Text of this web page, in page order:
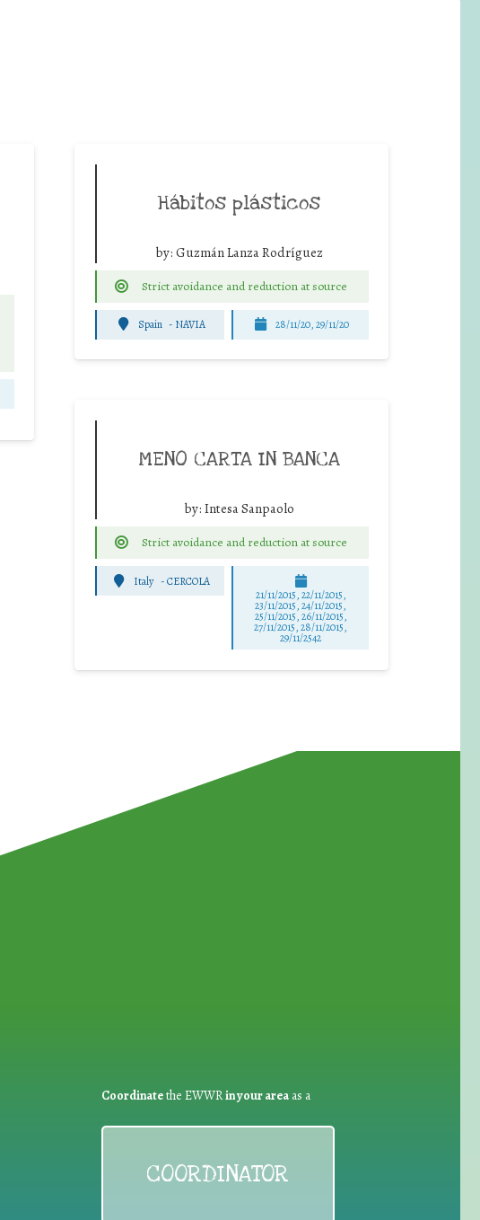
Hábitos plásticos
by: Guzmán Lanza Rodríguez
Strict avoidance and reduction at source
Spain - NAVIA 28/11/20, 29/11/20
MENO CARTA IN BANCA
by: Intesa Sanpaolo
Strict avoidance and reduction at source
Italy -CERCOLA
21/11/2015, 22/11/2015,
23/11/2015, 24/11/2015,
25/11/2015, 26/11/2015,
27/11/2015, 28/11/2015,
29/11/2542
Coordinatethe EWWRin your areaas a
COORDINATOR